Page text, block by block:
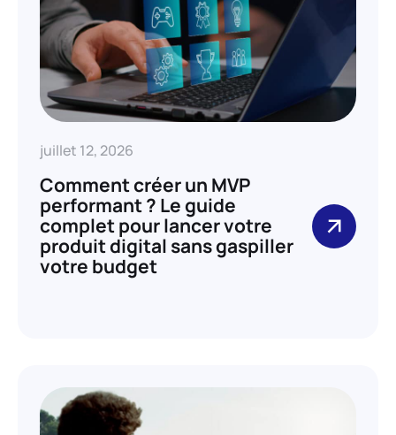
juillet 12, 2026
Comment créer un MVP
performant ? Le guide
complet pour lancer votre
produit digital sans gaspiller
votre budget